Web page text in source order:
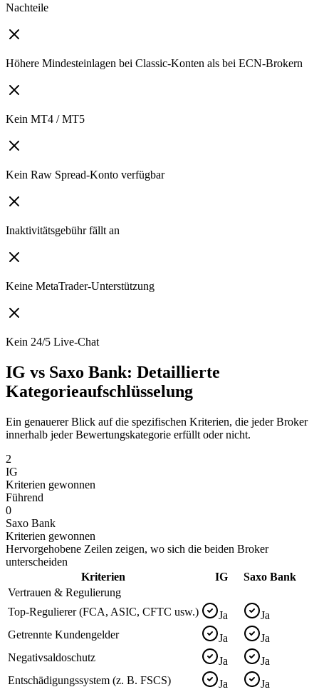
Nachteile
Höhere Mindesteinlagen bei Classic-Konten als bei ECN-Brokern
Kein MT4 / MT5
Kein Raw Spread-Konto verfügbar
Inaktivitätsgebühr fällt an
Keine MetaTrader-Unterstützung
Kein 24/5 Live-Chat
IG vs Saxo Bank: Detaillierte
Kategorieaufschlüsselung
Ein genauerer Blick auf die spezifischen Kriterien, die jeder Broker
innerhalb jeder Bewertungskategorie erfüllt oder nicht.
2
IG
Kriterien gewonnen
Führend
0
Saxo Bank
Kriterien gewonnen
Hervorgehobene Zeilen zeigen, wo sich die beiden Broker
unterscheiden
Kriterien
IG
Saxo Bank
Vertrauen & Regulierung
Top-Regulierer (FCA, ASIC, CFTC usw.)
Ja
Ja
Getrennte Kundengelder
Ja
Ja
Negativsaldoschutz
Ja
Ja
Entschädigungssystem (z. B. FSCS)
Ja
Ja